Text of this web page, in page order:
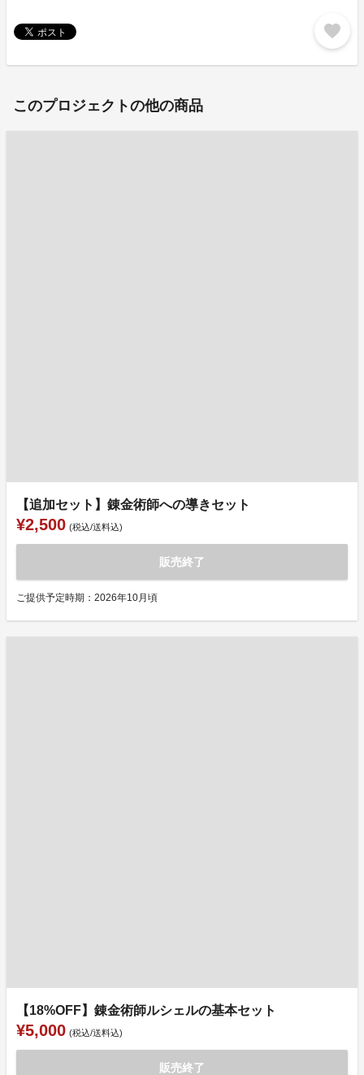
favorite
このプロジェクトの他の商品
【追加セット】錬金術師への導きセット
¥2,500 (税込/送料込)
販売終了
ご提供予定時期：2026年10月頃
【18%OFF】錬金術師ルシェルの基本セット
¥5,000 (税込/送料込)
販売終了